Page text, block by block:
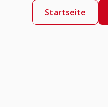
Startseite